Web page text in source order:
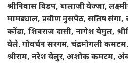
श्रीनिवास विडप, बालाजी येज्जा,
मामड्याल, प्रवीण मुसपेठ, सतिष संगा,
कोंडा, शिवराज दासी, नागेश येमुल,
येले, गोवर्धन सरगम, चंद्रमोगली
श्रीराम, नरेश येलुर, अशोक कमटम,